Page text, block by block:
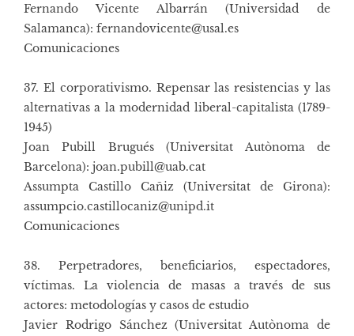
Fernando Vicente Albarrán (Universidad de
Salamanca): fernandovicente@usal.es
Comunicaciones
37. El corporativismo. Repensar las resistencias y las
alternativas a la modernidad liberal-capitalista (1789-
1945)
Joan Pubill Brugués (Universitat Autònoma de
Barcelona): joan.pubill@uab.cat
Assumpta Castillo Cañiz (Universitat de Girona):
assumpcio.castillocaniz@unipd.it
Comunicaciones
38. Perpetradores, beneficiarios, espectadores,
víctimas. La violencia de masas a través de sus
actores: metodologías y casos de estudio
Javier Rodrigo Sánchez (Universitat Autònoma de